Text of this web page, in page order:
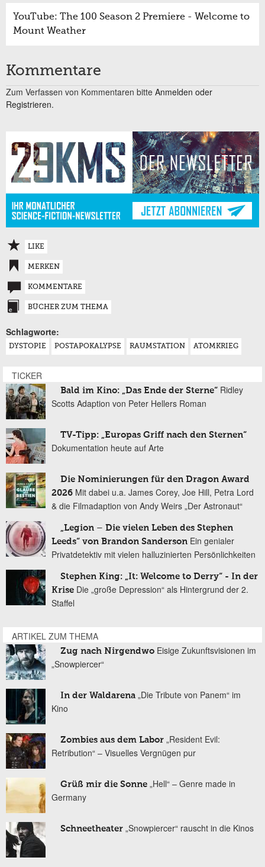
YouTube: The 100 Season 2 Premiere - Welcome to
Mount Weather
Kommentare
Zum Verfassen von Kommentaren bitte Anmelden oder
Registrieren.
LIKE
MERKEN
KOMMENTARE
BÜCHER ZUM THEMA
Schlagworte:
DYSTOPIE POSTAPOKALYPSE RAUMSTATION ATOMKRIEG
TICKER
Bald im Kino: „Das Ende der Sterne“ Ridley
Scotts Adaption von Peter Hellers Roman
TV-Tipp: „Europas Griff nach den Sternen“
Dokumentation heute auf Arte
Die Nominierungen für den Dragon Award
2026 Mit dabei u.a. James Corey, Joe Hill, Petra Lord
& die Filmadaption von Andy Weirs „Der Astronaut“
„Legion – Die vielen Leben des Stephen
Leeds“ von Brandon Sanderson Ein genialer
Privatdetektiv mit vielen halluzinierten Persönlichkeiten
Stephen King: „It: Welcome to Derry“ - In der
Krise Die „große Depression“ als Hintergrund der 2.
Staffel
ARTIKEL ZUM THEMA
Zug nach Nirgendwo Eisige Zukunftsvisionen im
„Snowpiercer“
In der Waldarena „Die Tribute von Panem“ im
Kino
Zombies aus dem Labor „Resident Evil:
Retribution“ – Visuelles Vergnügen pur
Grüß mir die Sonne „Hell“ – Genre made in
Germany
Schneetheater „Snowpiercer“ rauscht in die Kinos